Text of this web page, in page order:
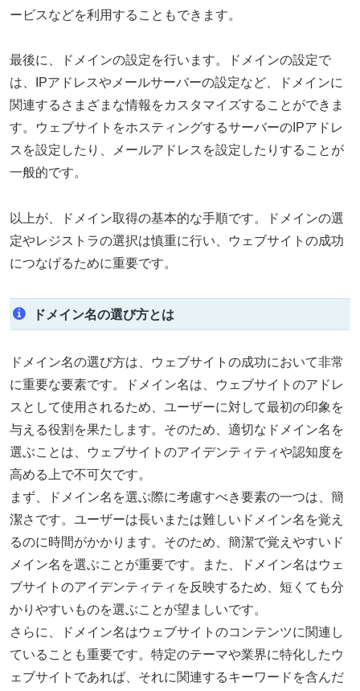
ービスなどを利用することもできます。
最後に、ドメインの設定を行います。ドメインの設定で
は、IPアドレスやメールサーバーの設定など、ドメインに
関連するさまざまな情報をカスタマイズすることができま
す。ウェブサイトをホスティングするサーバーのIPアドレ
スを設定したり、メールアドレスを設定したりすることが
一般的です。
以上が、ドメイン取得の基本的な手順です。ドメインの選
定やレジストラの選択は慎重に行い、ウェブサイトの成功
につなげるために重要です。
ドメイン名の選び方とは
ドメイン名の選び方は、ウェブサイトの成功において非常
に重要な要素です。ドメイン名は、ウェブサイトのアドレ
スとして使用されるため、ユーザーに対して最初の印象を
与える役割を果たします。そのため、適切なドメイン名を
選ぶことは、ウェブサイトのアイデンティティや認知度を
高める上で不可欠です。
まず、ドメイン名を選ぶ際に考慮すべき要素の一つは、簡
潔さです。ユーザーは長いまたは難しいドメイン名を覚え
るのに時間がかかります。そのため、簡潔で覚えやすいド
メイン名を選ぶことが重要です。また、ドメイン名はウェ
ブサイトのアイデンティティを反映するため、短くても分
かりやすいものを選ぶことが望ましいです。
さらに、ドメイン名はウェブサイトのコンテンツに関連し
ていることも重要です。特定のテーマや業界に特化したウ
ェブサイトであれば、それに関連するキーワードを含んだ